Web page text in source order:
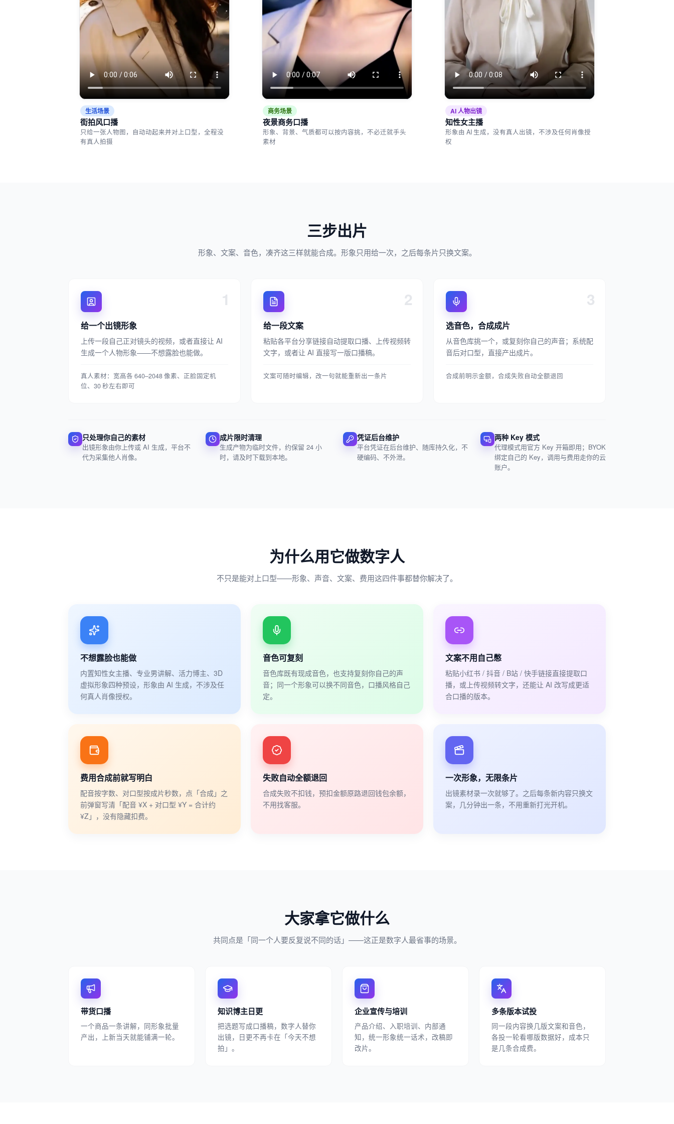
生活场景
街拍风口播
只给一张人物图，自动动起来并对上口型，全程没
有真人拍摄
商务场景
夜景商务口播
形象、背景、气质都可以按内容挑，不必迁就手头
素材
AI 人物出镜
知性女主播
形象由 AI 生成，没有真人出镜，不涉及任何肖像授
权
三步出片
形象、文案、音色，凑齐这三样就能合成。形象只用给一次，之后每条片只换文案。
1
给一个出镜形象
上传一段自己正对镜头的视频，或者直接让 AI
生成一个人物形象——不想露脸也能做。
真人素材：宽高各 640–2048 像素、正脸固定机
位、30 秒左右即可
2
给一段文案
粘贴各平台分享链接自动提取口播、上传视频转
文字，或者让 AI 直接写一版口播稿。
文案可随时编辑，改一句就能重新出一条片
3
选音色，合成成片
从音色库挑一个，或复刻你自己的声音；系统配
音后对口型，直接产出成片。
合成前明示金额，合成失败自动全额退回
只处理你自己的素材
出镜形象由你上传或 AI 生成，平台不
代为采集他人肖像。
成片限时清理
生成产物为临时文件，约保留 24 小
时，请及时下载到本地。
凭证后台维护
平台凭证在后台维护、随库持久化，不
硬编码、不外泄。
两种 Key 模式
代理模式用官方 Key 开箱即用；BYOK
绑定自己的 Key，调用与费用走你的云
账户。
为什么用它做数字人
不只是能对上口型——形象、声音、文案、费用这四件事都替你解决了。
不想露脸也能做
内置知性女主播、专业男讲解、活力博主、3D
虚拟形象四种预设，形象由 AI 生成，不涉及任
何真人肖像授权。
音色可复刻
音色库既有现成音色，也支持复刻你自己的声
音；同一个形象可以换不同音色，口播风格自己
定。
文案不用自己憋
粘贴小红书 / 抖音 / B站 / 快手链接直接提取口
播，或上传视频转文字，还能让 AI 改写成更适
合口播的版本。
费用合成前就写明白
配音按字数、对口型按成片秒数，点「合成」之
前弹窗写清「配音 ¥X + 对口型 ¥Y = 合计约
¥Z」，没有隐藏扣费。
失败自动全额退回
合成失败不扣钱，预扣金额原路退回钱包余额，
不用找客服。
一次形象，无限条片
出镜素材录一次就够了。之后每条新内容只换文
案，几分钟出一条，不用重新打光开机。
大家拿它做什么
共同点是「同一个人要反复说不同的话」——这正是数字人最省事的场景。
带货口播
一个商品一条讲解，同形象批量
产出，上新当天就能铺满一轮。
知识博主日更
把选题写成口播稿，数字人替你
出镜，日更不再卡在「今天不想
拍」。
企业宣传与培训
产品介绍、入职培训、内部通
知，统一形象统一话术，改稿即
改片。
多条版本试投
同一段内容换几版文案和音色，
各投一轮看哪版数据好，成本只
是几条合成费。